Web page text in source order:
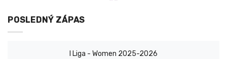
POSLEDNÝ ZÁPAS
I Liga - Women 2025-2026